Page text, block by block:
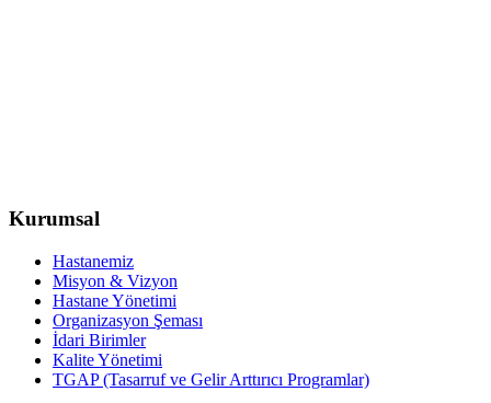
Kurumsal
Hastanemiz
Misyon & Vizyon
Hastane Yönetimi
Organizasyon Şeması
İdari Birimler
Kalite Yönetimi
TGAP (Tasarruf ve Gelir Arttırıcı Programlar)